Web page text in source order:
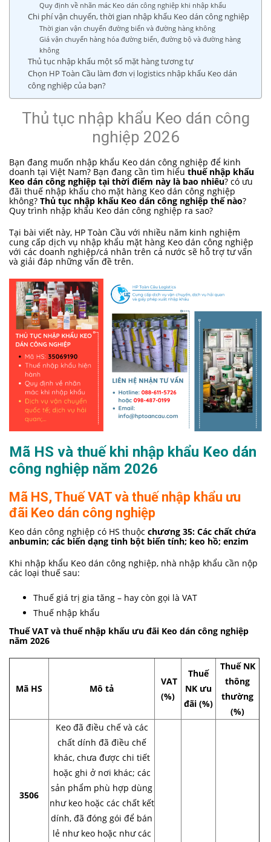
Quy định về nhãn mác Keo dán công nghiệp khi nhập khẩu
Chi phí vận chuyển, thời gian nhập khẩu Keo dán công nghiệp
Thời gian vận chuyển đường biển và đường hàng không
Giá vận chuyển hàng hóa đường biển, đường bộ và đường hàng
không
Thủ tục nhập khẩu một số mặt hàng tương tự
Chọn HP Toàn Cầu làm đơn vị logistics nhập khẩu Keo dán
công nghiệp của bạn?
Thủ tục nhập khẩu Keo dán công
nghiệp 2026
Bạn đang muốn nhập khẩu Keo dán công nghiệp để kinh
doanh tại Việt Nam? Bạn đang cần tìm hiểu thuế nhập khẩu
Keo dán công nghiệp tại thời điểm này là bao nhiêu? có ưu
đãi thuế nhập khẩu cho mặt hàng Keo dán công nghiệp
không? Thủ tục nhập khẩu Keo dán công nghiệp thế nào?
Quy trình nhập khẩu Keo dán công nghiệp ra sao?
Tại bài viết này, HP Toàn Cầu với nhiều năm kinh nghiệm
cung cấp dịch vụ nhập khẩu mặt hàng Keo dán công nghiệp
với các doanh nghiệp/cá nhân trên cả nước sẽ hỗ trợ tư vấn
và giải đáp những vấn đề trên.
Mã HS và thuế khi nhập khẩu Keo dán
công nghiệp năm 2026
Mã HS, Thuế VAT và thuế nhập khẩu ưu
đãi Keo dán công nghiệp
Keo dán công nghiệp có HS thuộc chương 35: Các chất chứa
anbumin; các biến dạng tinh bột biến tính; keo hồ; enzim
Khi nhập khẩu Keo dán công nghiệp, nhà nhập khẩu cần nộp
các loại thuế sau:
Thuế giá trị gia tăng – hay còn gọi là VAT
Thuế nhập khẩu
Thuế VAT và thuế nhập khẩu ưu đãi Keo dán công nghiệp
năm 2026
Mã HS Mô tả
VAT
(%)
Thuế
NK ưu
đãi (%)
Thuế NK
thông
thường
(%)
3506
Keo đã điều chế và các
chất dính đã điều chế
khác, chưa được chi tiết
hoặc ghi ở nơi khác; các
sản phẩm phù hợp dùng
như keo hoặc các chất kết
dính, đã đóng gói để bán
lẻ như keo hoặc như các